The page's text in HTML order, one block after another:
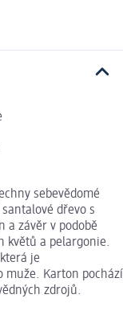
sebevědomé
dřevo s
a závěr v podobě
květů a pelargonie.
je
muže. Karton pochází
zdrojů.